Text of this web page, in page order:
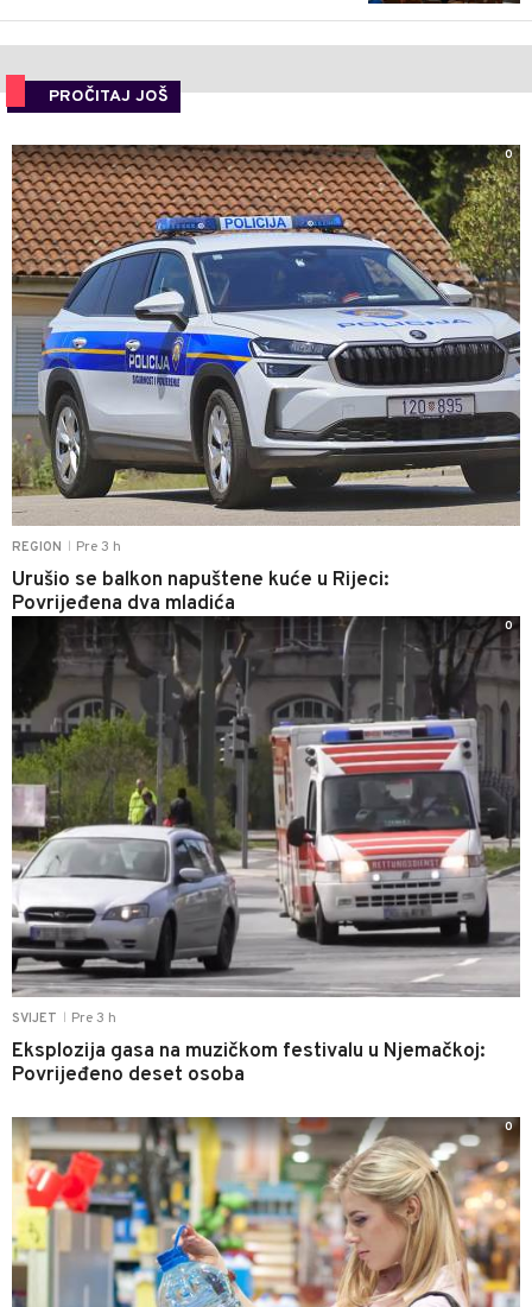
PROČITAJ JOŠ
REGION Pre 3 h
Urušio se balkon napuštene kuće u Rijeci:
Povrijeđena dva mladića
0
SVIJET Pre 3 h
Eksplozija gasa na muzičkom festivalu u Njemačkoj:
Povrijeđeno deset osoba
0
0